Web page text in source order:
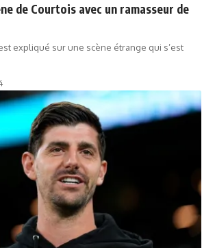
de Courtois avec un ramasseur de
expliqué sur une scène étrange qui s’est